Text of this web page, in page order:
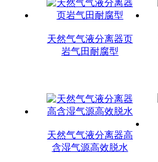
天然气气液分离器页
岩气田耐腐型
天然气气液分离器高
含湿气源高效脱水